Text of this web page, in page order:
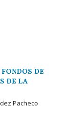
DE
DE LA
Pacheco